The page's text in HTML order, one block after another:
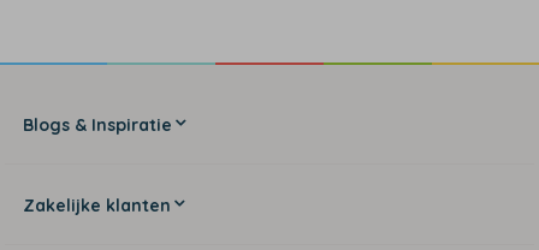
Blogs & Inspiratie
Zakelijke klanten